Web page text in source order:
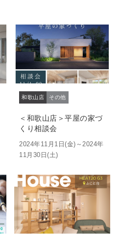
和歌山店 その他
＜和歌山店＞平屋の家づ
くり相談会
2024年11月1日(金)～2024年
11月30日(土)